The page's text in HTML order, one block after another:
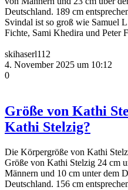
Deutschland. 189 cm
Svindal ist so groß wie Samuel
Fichte, Sami Khedira und Peter
skihaserl112
4. November 2025 um 10:12
0
Größe von Kathi
Kathi Stelzig?
Die Körpergröße von Kathi
Größe von Kathi Stelzig 24 cm
Männern und 10 cm unter dem
Deutschland. 156 cm